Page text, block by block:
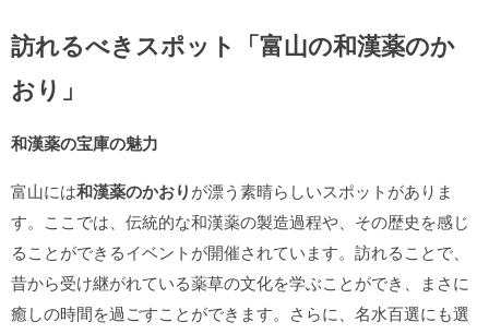
訪れるべきスポット「富山の和漢薬のか
おり」
和漢薬の宝庫の魅力
富山には和漢薬のかおりが漂う素晴らしいスポットがありま
す。ここでは、伝統的な和漢薬の製造過程や、その歴史を感じ
ることができるイベントが開催されています。訪れることで、
昔から受け継がれている薬草の文化を学ぶことができ、まさに
癒しの時間を過ごすことができます。さらに、名水百選にも選